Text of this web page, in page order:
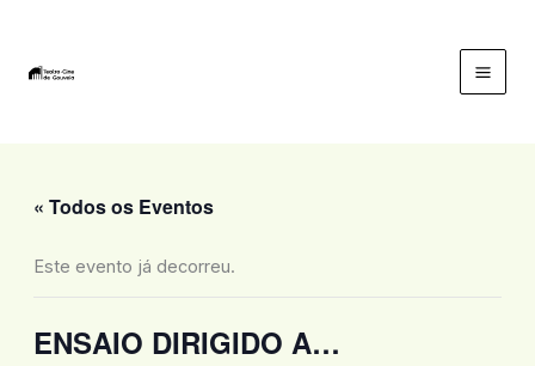
content
Main
« Todos os Eventos
Este evento já decorreu.
ENSAIO DIRIGIDO A…